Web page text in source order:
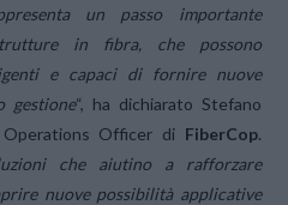
un passo importante
in fibra, che possono
e capaci di fornire nuove
gestione“, ha dichiarato Stefano
Officer di FiberCop.
che aiutino a rafforzare
nuove possibilità applicative